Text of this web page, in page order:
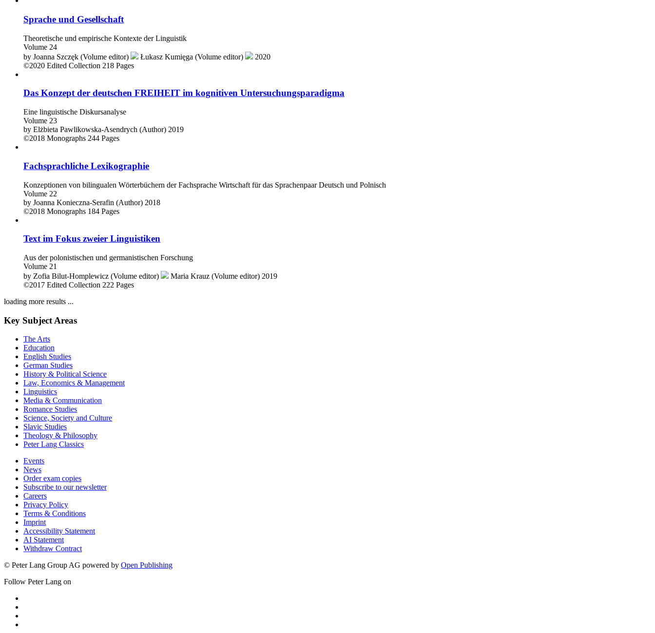
Sprache und Gesellschaft
Theoretische und empirische Kontexte der Linguistik
Volume 24
by Joanna Szczęk (Volume editor) Łukasz Kumięga (Volume editor)
2020
©2020 Edited Collection 218 Pages
Das Konzept der deutschen FREIHEIT im kognitiven Untersuchungsparadigma
Eine linguistische Diskursanalyse
Volume 23
by Elżbieta Pawlikowska-Asendrych (Author) 2019
©2018 Monographs 244 Pages
Fachsprachliche Lexikographie
Konzeptionen von bilingualen Wörterbüchern der Fachsprache Wirtschaft für das Sprachenpaar Deutsch und Polnisch
Volume 22
by Joanna Konieczna-Serafin (Author) 2018
©2018 Monographs 184 Pages
Text im Fokus zweier Linguistiken
Aus der polonistischen und germanistischen Forschung
Volume 21
by Zofia Bilut-Homplewicz (Volume editor) Maria Krauz (Volume editor) 2019
©2017 Edited Collection 222 Pages
loading more results ...
Key Subject Areas
The Arts
Education
English Studies
German Studies
History & Political Science
Law, Economics & Management
Linguistics
Media & Communication
Romance Studies
Science, Society and Culture
Slavic Studies
Theology & Philosophy
Peter Lang Classics
Events
News
Order exam copies
Subscribe to our newsletter
Careers
Privacy Policy
Terms & Conditions
Imprint
Accessibility Statement
AI Statement
Withdraw Contract
© Peter Lang Group AG powered by Open Publishing
Follow Peter Lang on